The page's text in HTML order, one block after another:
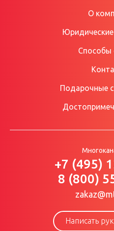
О
Способы
Подарочные
+7 (495)
8 (800)
Написать